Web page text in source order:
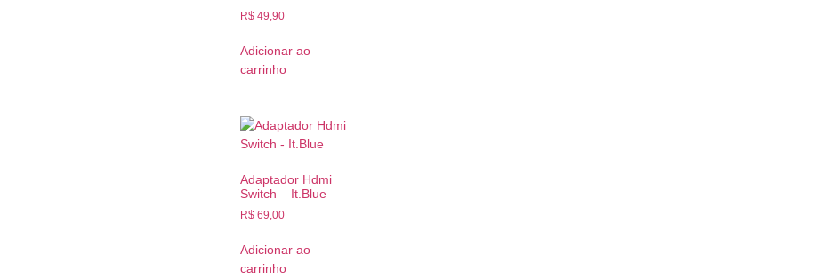
R$ 49,90
Adicionar ao
carrinho
Adaptador Hdmi
Switch – It.Blue
R$ 69,00
Adicionar ao
carrinho